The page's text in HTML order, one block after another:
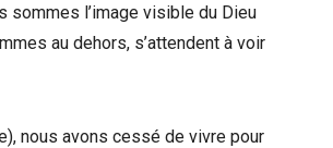
sommes l’image visible du Dieu
au dehors, s’attendent à voir
nous avons cessé de vivre pour